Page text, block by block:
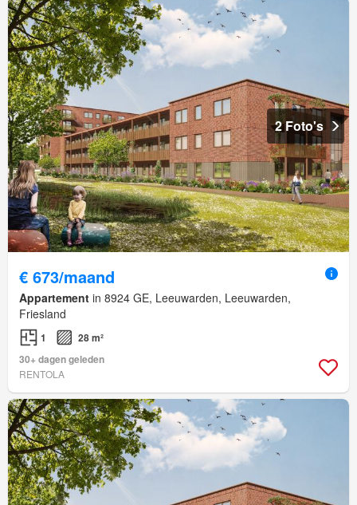
2 Foto's
€ 673/maand
Appartement in 8924 GE, Leeuwarden, Leeuwarden,
Friesland
1
28 m²
30+ dagen geleden
RENTOLA